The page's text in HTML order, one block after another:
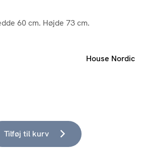
60 cm. Højde 73 cm.
House Nordic
Tilføj til kurv